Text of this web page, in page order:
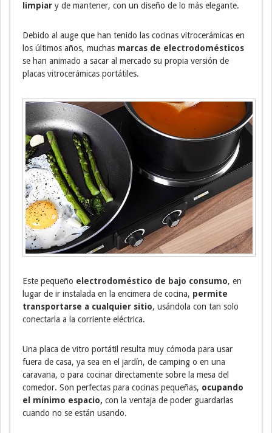
limpiar y de mantener, con un diseño de lo más elegante.
Debido al auge que han tenido las cocinas vitrocerámicas en
los últimos años, muchas marcas de electrodomésticos
se han animado a sacar al mercado su propia versión de
placas vitrocerámicas portátiles.
Este pequeño electrodoméstico de bajo consumo, en
lugar de ir instalada en la encimera de cocina, permite
transportarse a cualquier sitio, usándola con tan solo
conectarla a la corriente eléctrica.
Una placa de vitro portátil resulta muy cómoda para usar
fuera de casa, ya sea en el jardín, de camping o en una
caravana, o para cocinar directamente sobre la mesa del
comedor. Son perfectas para cocinas pequeñas, ocupando
el mínimo espacio, con la ventaja de poder guardarlas
cuando no se están usando.